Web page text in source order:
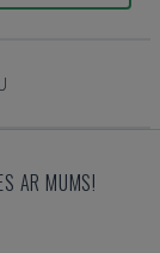
AR MUMS!